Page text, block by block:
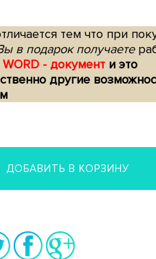
тем что при
в подарок получаете
- документ и это
другие
ДОБАВИТЬ В КОРЗИНУ